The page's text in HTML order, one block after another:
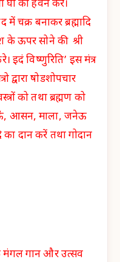
का हवन करें।
में चक्र बनाकर ब्रह्मादि
ऊपर सोने की श्री
इदं विष्णुरिति’ इस मंत्र
षोडशोपचार
को तथा ब्रह्मण को
आसन, माला, जनेऊ
दान करें तथा गोदान
मंगल गान और उत्सव